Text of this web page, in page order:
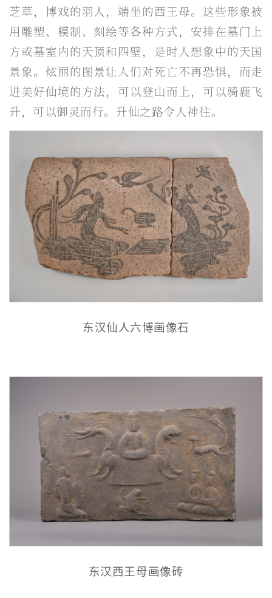
芝草，博戏的羽人，端坐的西王母。这些形象被
用雕塑、模制、刻绘等各种方式，安排在墓门上
方或墓室内的天顶和四壁，是时人想象中的天国
景象。炫丽的图景让人们对死亡不再恐惧，而走
进美好仙境的方法，可以登山而上，可以骑鹿飞
升，可以御灵而行。升仙之路令人神往。
东汉仙人六博画像石
东汉西王母画像砖